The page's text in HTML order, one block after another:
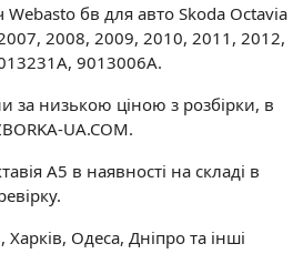
бв для авто Skoda Octavia
2008, 2009, 2010, 2011, 2012,
9013006A.
за низькою ціною з розбірки, в
UA.COM.
A5 в наявності на складі в
Харків, Одеса, Дніпро та інші